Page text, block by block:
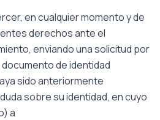
en cualquier momento y de
derechos ante el
enviando una solicitud por
de identidad
sido anteriormente
sobre su identidad, en cuyo
a